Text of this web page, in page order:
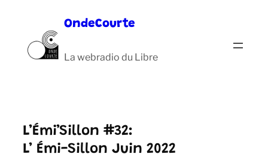
contenu
OndeCourte
La webradio du Libre
L’Émi’Sillon #32:
L’ Émi-Sillon Juin 2022